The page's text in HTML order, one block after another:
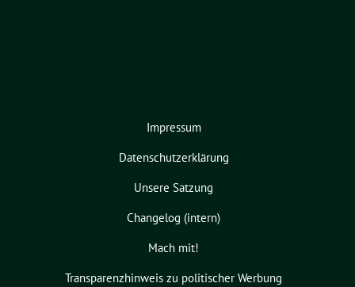
Impressum
Datenschutzerklärung
Unsere Satzung
Changelog (intern)
Mach mit!
Transparenzhinweis zu politischer Werbung